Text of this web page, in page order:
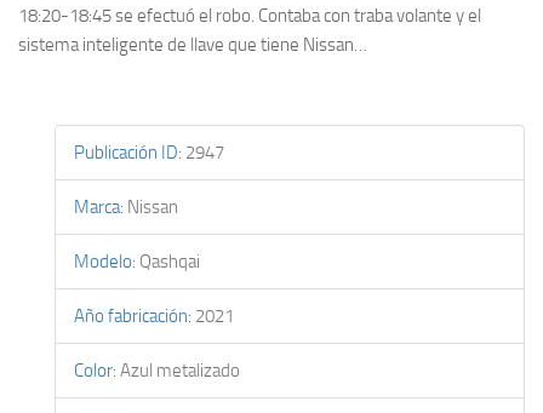
18:20-18:45 se efectuó el robo. Contaba con traba volante y el
sistema inteligente de llave que tiene Nissan…
Publicación ID: 2947
Marca: Nissan
Modelo: Qashqai
Año fabricación: 2021
Color: Azul metalizado